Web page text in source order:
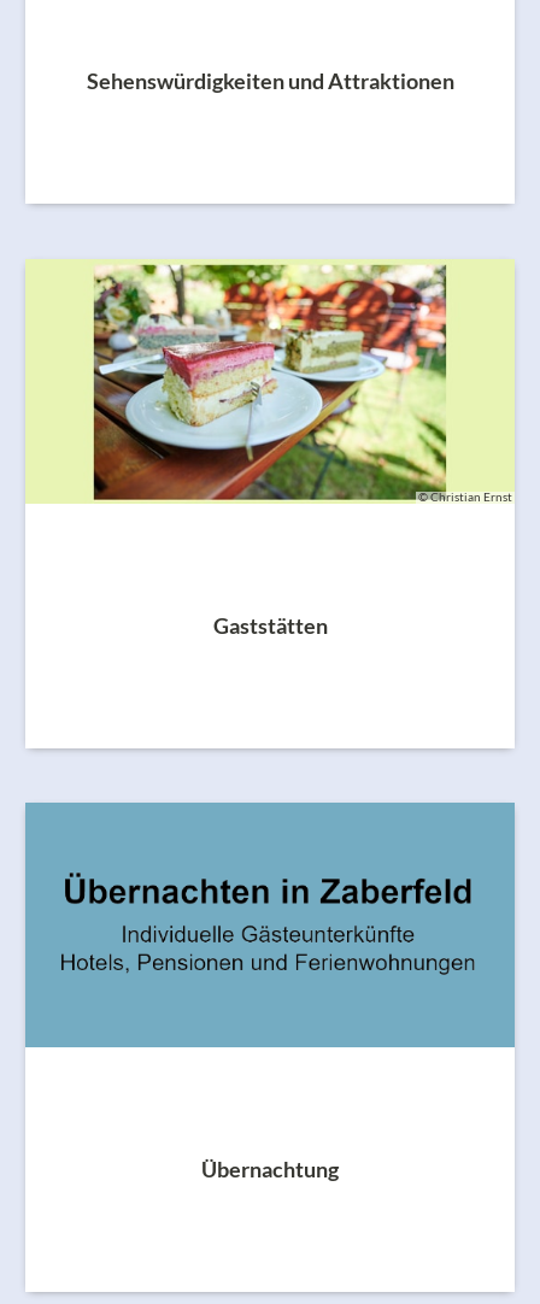
Sehenswürdigkeiten und Attraktionen
© Christian Ernst
Gaststätten
Übernachtung